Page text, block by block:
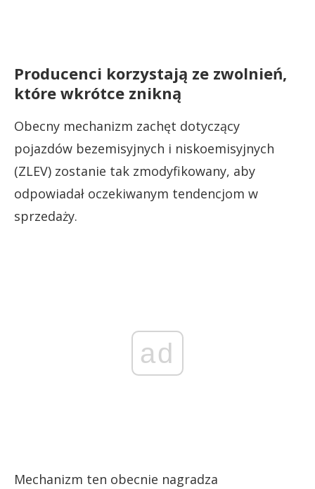
Producenci korzystają ze zwolnień,
które wkrótce znikną
Obecny mechanizm zachęt dotyczący
pojazdów bezemisyjnych i niskoemisyjnych
(ZLEV) zostanie tak zmodyfikowany, aby
odpowiadał oczekiwanym tendencjom w
sprzedaży.
ad
Mechanizm ten obecnie nagradza